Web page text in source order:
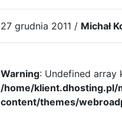
27 grudnia 2011 / Michał
Warning: Undefined array
/home/klient.dhosting.pl/
content/themes/